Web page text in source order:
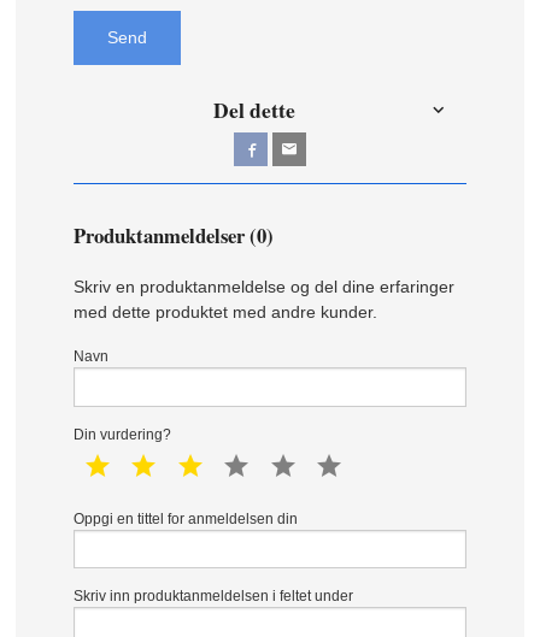
Send
Del dette
Produktanmeldelser (0)
Skriv en produktanmeldelse og del dine erfaringer
med dette produktet med andre kunder.
Navn
Din vurdering?
1 star 2 star 3 star 4 star 5 star
Oppgi en tittel for anmeldelsen din
Skriv inn produktanmeldelsen i feltet under